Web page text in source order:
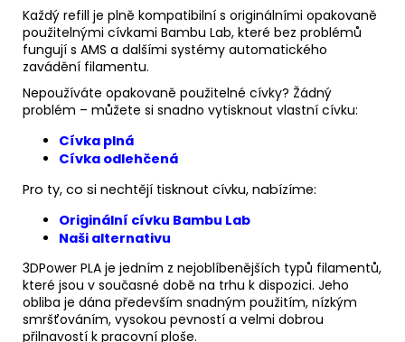
Každý refill je plně kompatibilní s originálními opakovaně
použitelnými cívkami Bambu Lab, které bez problémů
fungují s AMS a dalšími systémy automatického
zavádění filamentu.
Nepoužíváte opakovaně použitelné cívky? Žádný
problém – můžete si snadno vytisknout vlastní cívku:
Cívka plná
Cívka odlehčená
Pro ty, co si nechtějí tisknout cívku, nabízíme:
Originální cívku Bambu Lab
Naši alternativu
3DPower PLA je jedním z nejoblíbenějších typů filamentů,
které jsou v současné době na trhu k dispozici. Jeho
obliba je dána především snadným použitím, nízkým
smršťováním, vysokou pevností a velmi dobrou
přilnavostí k pracovní ploše.